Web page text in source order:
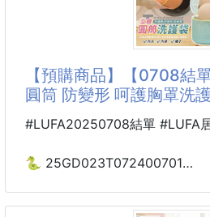
✅清新溫和配方，含有洋甘菊
✅舒緩受刺激的皮膚並維持敏
✔pH3.8自然溫和清潔
✔100%不含肥皂和鹼
✔蘆薈-保濕鎮定、維持肌膚彈性
✔日常、經期、孕期都可以天
【預購商品】【0708結
圓筒 防變形 呵護胸罩洗
#LUFA20250708結單 #LUFA
🐍 25GD023T072400701